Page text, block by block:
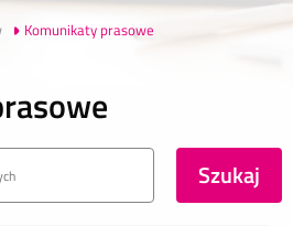
ę
Komunikaty prasowe